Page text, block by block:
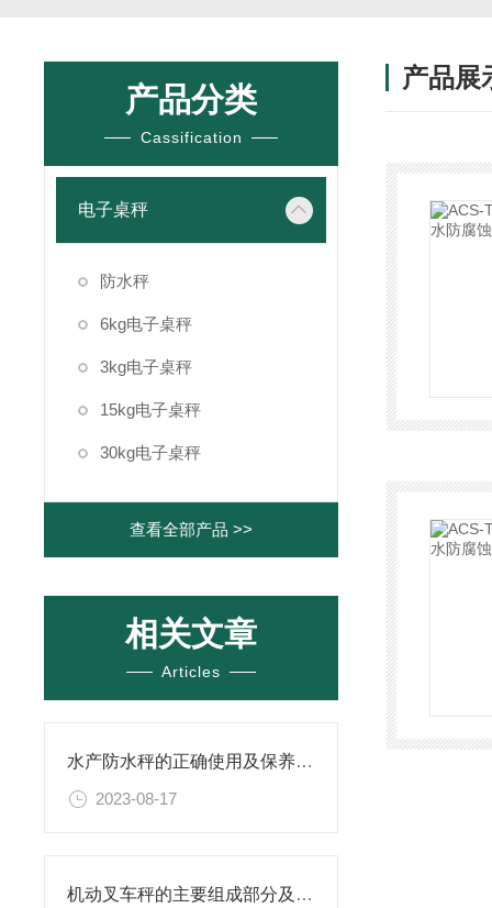
产品分类
Cassification
电子桌秤
防水秤
6kg电子桌秤
3kg电子桌秤
15kg电子桌秤
30kg电子桌秤
查看全部产品 >>
相关文章
Articles
水产防水秤的正确使用及保养方法
2023-08-17
机动叉车秤的主要组成部分及技术特点
产品展